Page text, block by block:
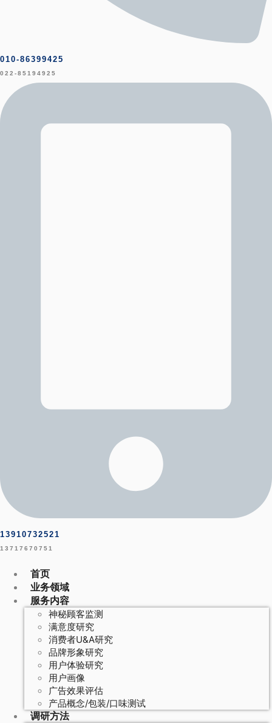
010-86399425
022-85194925
13910732521
13717670751
首页
业务领域
服务内容
神秘顾客监测
满意度研究
消费者U&A研究
品牌形象研究
用户体验研究
用户画像
广告效果评估
产品概念/包装/口味测试
调研方法